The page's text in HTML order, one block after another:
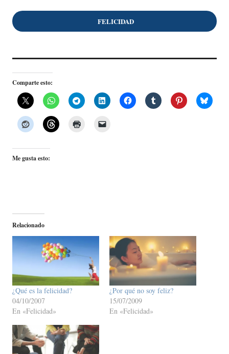
FELICIDAD
Comparte esto:
Me gusta esto:
Relacionado
¿Qué es la felicidad?
04/10/2007
En «Felicidad»
¿Por qué no soy feliz?
15/07/2009
En «Felicidad»